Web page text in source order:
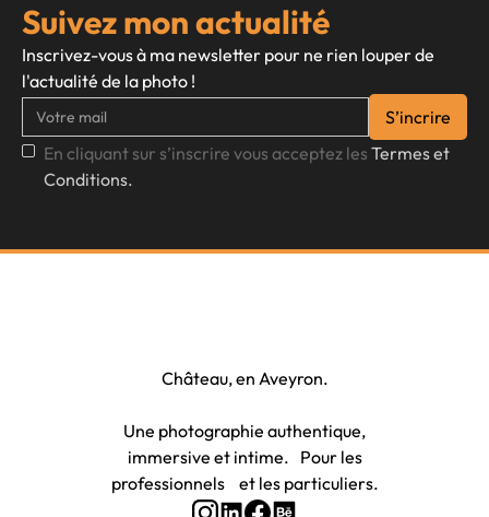
Suivez mon actualité
Inscrivez-vous à ma newsletter pour ne rien louper de
l'actualité de la photo !
En cliquant sur s’inscrire vous acceptez les Termes et
Conditions.
Château, en Aveyron.
Une photographie authentique,
immersive et intime. Pour les
professionnels et les particuliers.